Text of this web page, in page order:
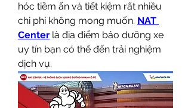
hóc tiềm ẩn và tiết kiệm rất nhiều
chi phí không mong muốn. NAT
Center là địa điểm bảo dưỡng xe
uy tín bạn có thể đến trải nghiệm
dịch vụ.